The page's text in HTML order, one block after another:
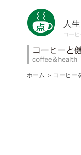
人
コー
ホーム ＞ コーヒー